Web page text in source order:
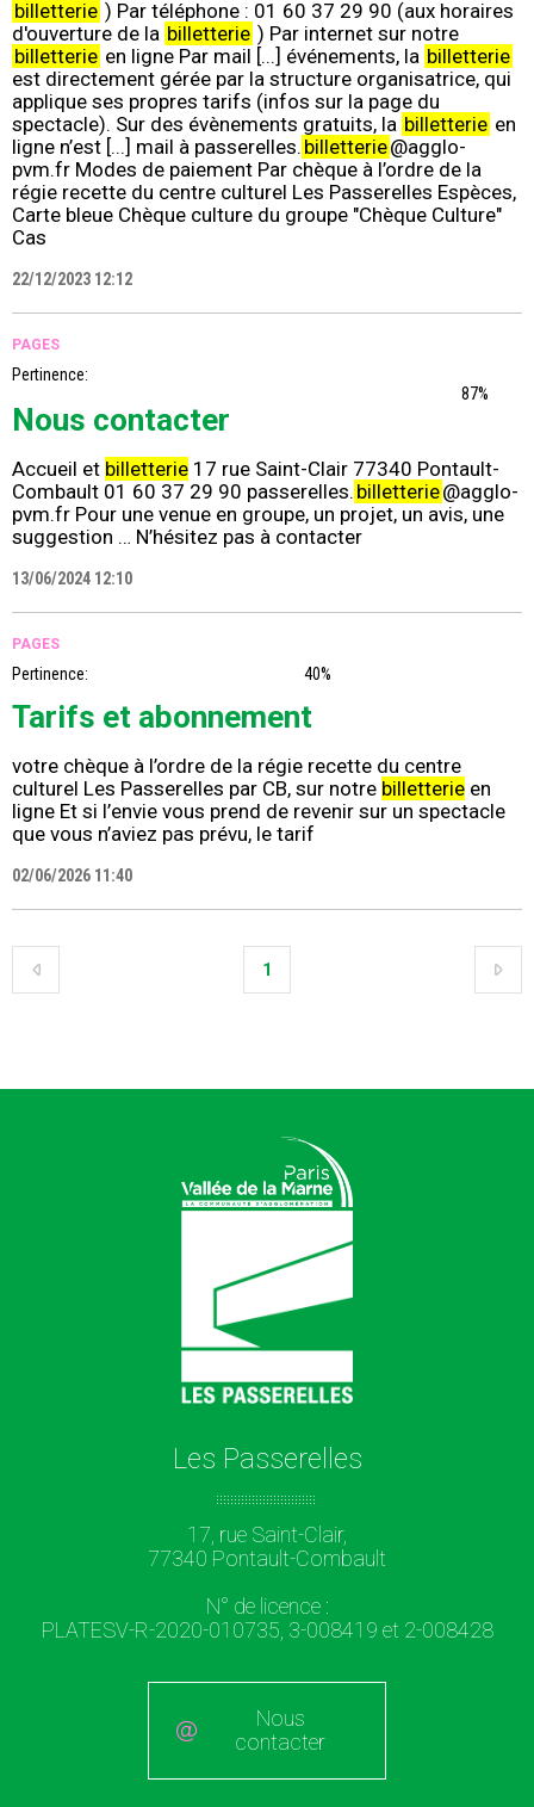
billetterie ) Par téléphone : 01 60 37 29 90 (aux horaires
d'ouverture de la billetterie ) Par internet sur notre
billetterie en ligne Par mail [...] événements, la billetterie
est directement gérée par la structure organisatrice, qui
applique ses propres tarifs (infos sur la page du
spectacle). Sur des évènements gratuits, la billetterie en
ligne n’est [...] mail à passerelles. billetterie@agglo-
pvm.fr Modes de paiement Par chèque à l’ordre de la
régie recette du centre culturel Les Passerelles Espèces,
Carte bleue Chèque culture du groupe "Chèque Culture"
Cas
22/12/2023 12:12
PAGES
Pertinence:
87%
Nous contacter
Accueil et billetterie 17 rue Saint-Clair 77340 Pontault-
Combault 01 60 37 29 90 passerelles. billetterie@agglo-
pvm.fr Pour une venue en groupe, un projet, un avis, une
suggestion … N’hésitez pas à contacter
13/06/2024 12:10
PAGES
Pertinence: 40%
Tarifs et abonnement
votre chèque à l’ordre de la régie recette du centre
culturel Les Passerelles par CB, sur notre billetterie en
ligne Et si l’envie vous prend de revenir sur un spectacle
que vous n’aviez pas prévu, le tarif
02/06/2026 11:40
1
Les Passerelles
17, rue Saint-Clair,
77340 Pontault-Combault
N° de licence :
PLATESV-R-2020-010735, 3-008419 et 2-008428
Nous
contacter